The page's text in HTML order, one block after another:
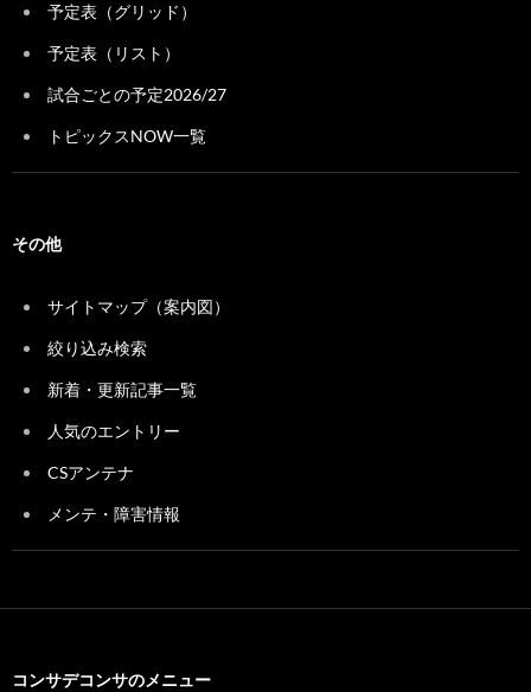
予定表（グリッド）
予定表（リスト）
試合ごとの予定2026/27
トピックスNOW一覧
その他
サイトマップ（案内図）
絞り込み検索
新着・更新記事一覧
人気のエントリー
CSアンテナ
メンテ・障害情報
コンサデコンサのメニュー